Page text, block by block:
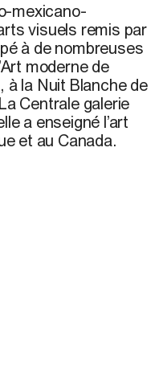
mexicano-
visuels remis par
à de nombreuses
moderne de
à la Nuit Blanche de
Centrale galerie
a enseigné l’art
et au Canada.